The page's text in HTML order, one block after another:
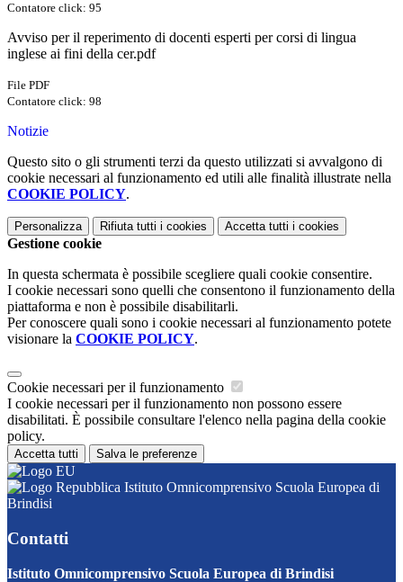
Contatore click: 95
Avviso per il reperimento di docenti esperti per corsi di lingua
inglese ai fini della cer.pdf
File PDF
Contatore click: 98
Notizie
Questo sito o gli strumenti terzi da questo utilizzati si avvalgono di
cookie necessari al funzionamento ed utili alle finalità illustrate nella
COOKIE POLICY.
Personalizza Rifiuta tutti i cookies Accetta tutti i cookies
Gestione cookie
In questa schermata è possibile scegliere quali cookie consentire.
I cookie necessari sono quelli che consentono il funzionamento della
piattaforma e non è possibile disabilitarli.
Per conoscere quali sono i cookie necessari al funzionamento potete
visionare la COOKIE POLICY.
Cookie necessari per il funzionamento
I cookie necessari per il funzionamento non possono essere
disabilitati. È possibile consultare l'elenco nella pagina della cookie
policy.
Accetta tutti Salva le preferenze
Istituto Omnicomprensivo Scuola Europea di
Brindisi
Contatti
Istituto Omnicomprensivo Scuola Europea di Brindisi